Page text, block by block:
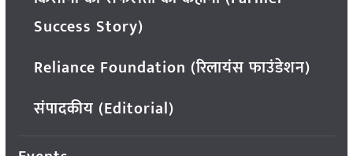
Success Story)
Reliance Foundation (रिलायंस फाउंडेशन)
संपादकीय (Editorial)